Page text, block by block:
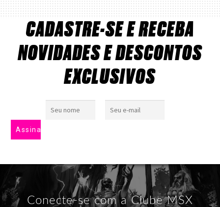
CADASTRE-SE E RECEBA
NOVIDADES E DESCONTOS
EXCLUSIVOS
Conecte-se com a Clube MSX